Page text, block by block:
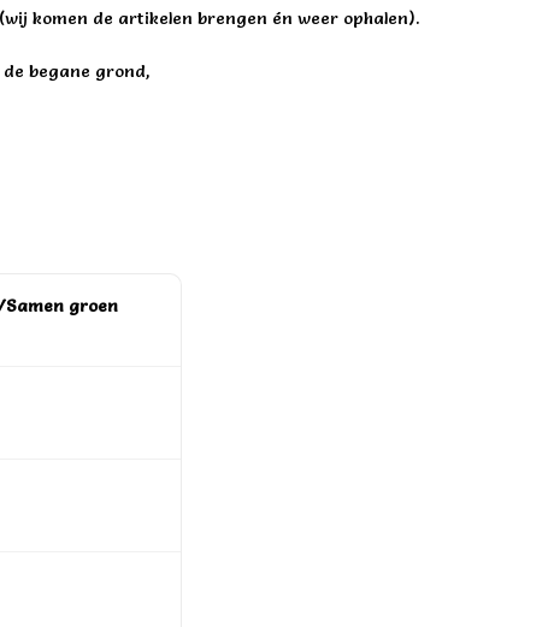
komen de artikelen brengen én weer ophalen).
begane grond,
groen